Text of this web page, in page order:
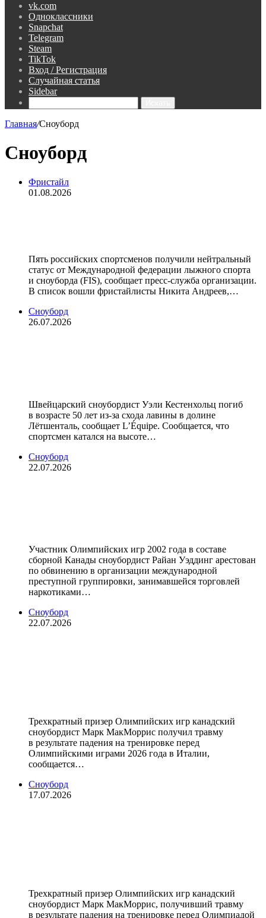
vk.com
Одноклассники
Snapchat
Telegram
Steam
TikTok
Вход / Регистрация
Случайная статья
Sidebar
Главная/Сноуборд
Сноуборд
Фристайл
01.08.2026
Пять российских спортсменов получили нейтральный
статус от Международной федерации лыжного спорта
и сноуборда (FIS), сообщает пресс‑служба организации.
В список вошли фристайлисты Никита Андреев,…
Сноуборд
26.07.2026
Швейцарский сноубордист Уэли Кестенхольц погиб
в возрасте 50 лет из‑за схода лавины в долине
Лётшенталь, сообщает L’Équipe. Сообщается, что
спортсмен катался на высоте…
Сноуборд
22.07.2026
Участник Олимпийских игр 2002 года в составе
сборной Канады сноубордист Райан Уэддинг арестован
по обвинению в организации международной
преступной группировки, занимавшейся торговлей
наркотиками…
Сноуборд
22.07.2026
Трехкратный призер Олимпийских игр канадский
сноубордист Марк МакМоррис получил травму
в результате падения на тренировке перед
Олимпийскими играми 2026 года в Италии,
сообщается…
Сноуборд
17.07.2026
Трехкратный призер Олимпийских игр канадский
сноубордист Марк МакМоррис, получивший травму
в результате падения на тренировке перед Олимпиадой